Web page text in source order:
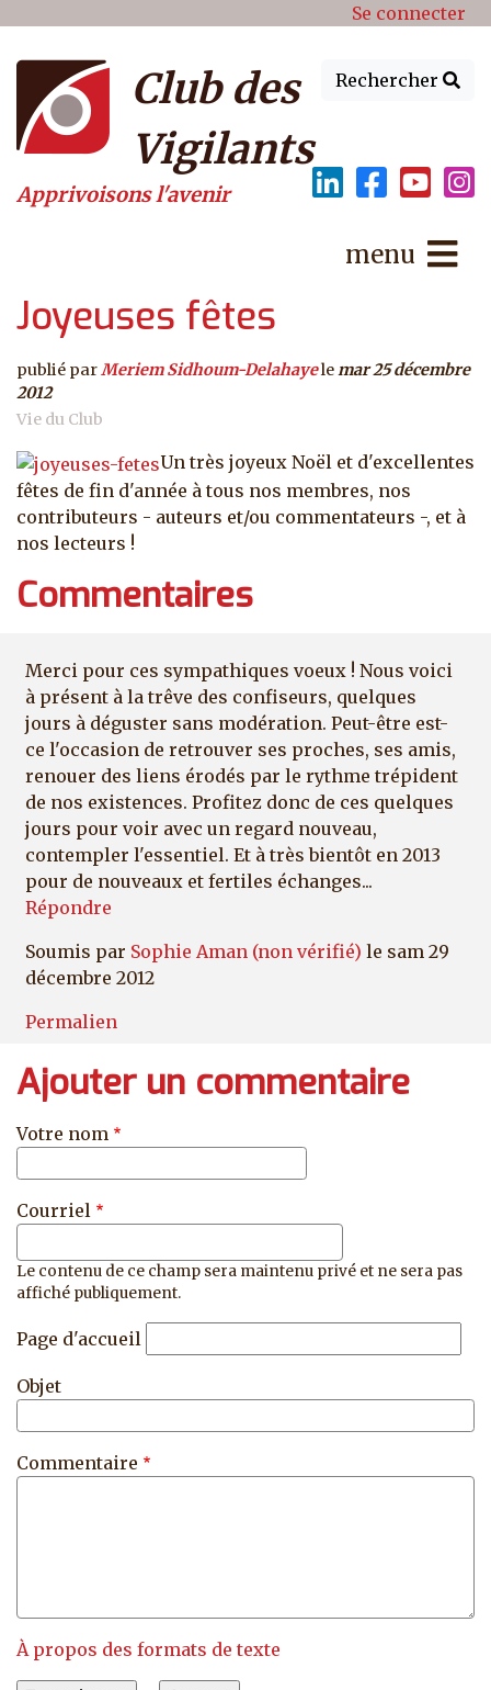
Menu du compte de Se connecter
Rechercher
Club des
Vigilants
Apprivoisons l'avenir
menu
Joyeuses fêtes
publié parMeriem Sidhoum-Delahayelemar 25 décembre
2012
Vie du Club
Un très joyeux Noël et d'excellentes
fêtes de fin d'année à tous nos membres, nos
contributeurs - auteurs et/ou commentateurs -, et à
nos lecteurs !
Commentaires
Merci pour ces sympathiques voeux ! Nous voici
à présent à la trêve des confiseurs, quelques
jours à déguster sans modération. Peut-être est-
ce l'occasion de retrouver ses proches, ses amis,
renouer des liens érodés par le rythme trépident
de nos existences. Profitez donc de ces quelques
jours pour voir avec un regard nouveau,
contempler l'essentiel. Et à très bientôt en 2013
pour de nouveaux et fertiles échanges...
Répondre
Soumis par Sophie Aman (non vérifié) le sam 29
décembre 2012
Permalien
Ajouter un commentaire
Votre nom
Courriel
Le contenu de ce champ sera maintenu privé et ne sera pas
affiché publiquement.
Page d'accueil
Objet
Commentaire
À propos des formats de texte